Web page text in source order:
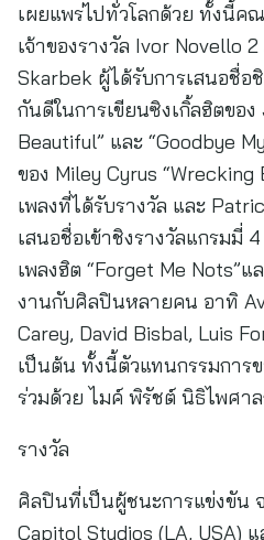
เผยแพร่ไปทั่วโลกด้วย ทั้งนี้ค
เจ้าของรางวัล Ivor Novello
Skarbek ผู้ได้รับการเสนอชื่อ
กันดีในการเขียนซิงเกิ้ลฮิตของ
Beautiful” และ “Goodbye
ของ Miley Cyrus
เพลงที่ได้รับรางวัล และ
เสนอชื่อเข้าชิงรางวัลแกรมมี่
เพลงฮิต “Forget Me Nots”แ
งานกับศิลปินหลายคน อาทิ
Carey, David Bisbal, Luis
เป็นต้น ทั้งนี้ตัวแทนกรรมการ
ร่วมด้วย ไมค์ พิรัชต์ นิธิไพศา
รางวัล
ศิลปินที่เป็นผู้ชนะการแข่งขัน
Capitol Studios (LA, USA)